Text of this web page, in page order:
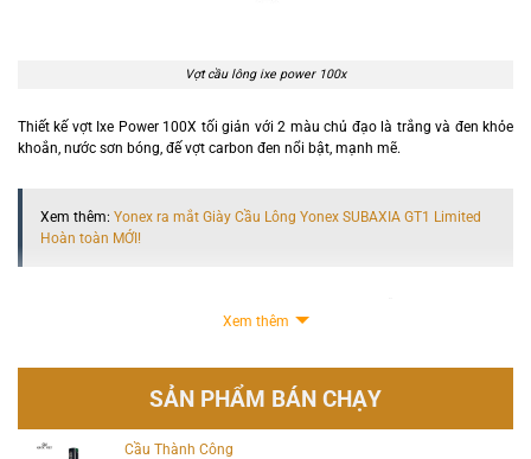
Vợt cầu lông ixe power 100x
Thiết kế vợt Ixe Power 100X tối giản với 2 màu chủ đạo là trắng và đen khỏe
khoắn, nước sơn bóng, đế vợt carbon đen nổi bật, mạnh mẽ.
Xem thêm: Yonex ra mắt Giày Cầu Lông Yonex SUBAXIA GT1 Limited
Hoàn toàn MỚI!
những va vung vợt nhanh chóng, mạnh mẽ mà không tốn quá nhiều sức lực.
Xem thêm
SẢN PHẨM BÁN CHẠY
Cầu Thành Công